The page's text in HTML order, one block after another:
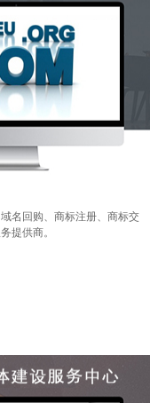
名回购、商标注册、商标交
提供商。